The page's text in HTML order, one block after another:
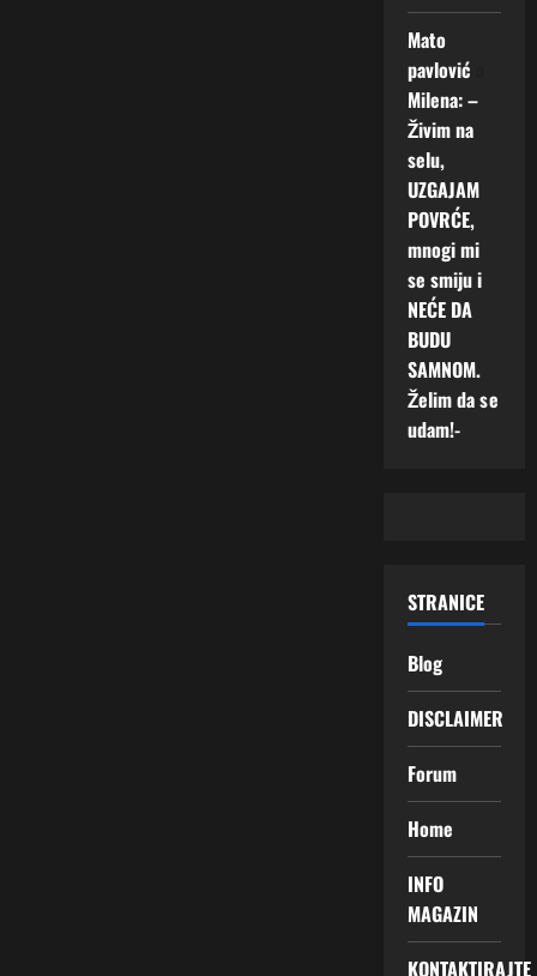
Mato
pavlović
Milena: –
Živim na
selu,
UZGAJAM
POVRĆE,
mnogi mi
se smiju i
NEĆE DA
BUDU
SAMNOM.
Želim da se
udam!-
STRANICE
Blog
DISCLAIMER
Forum
Home
INFO
MAGAZIN
KONTAKTIRAJTE